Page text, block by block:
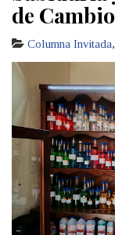
de
Columna Invitada,